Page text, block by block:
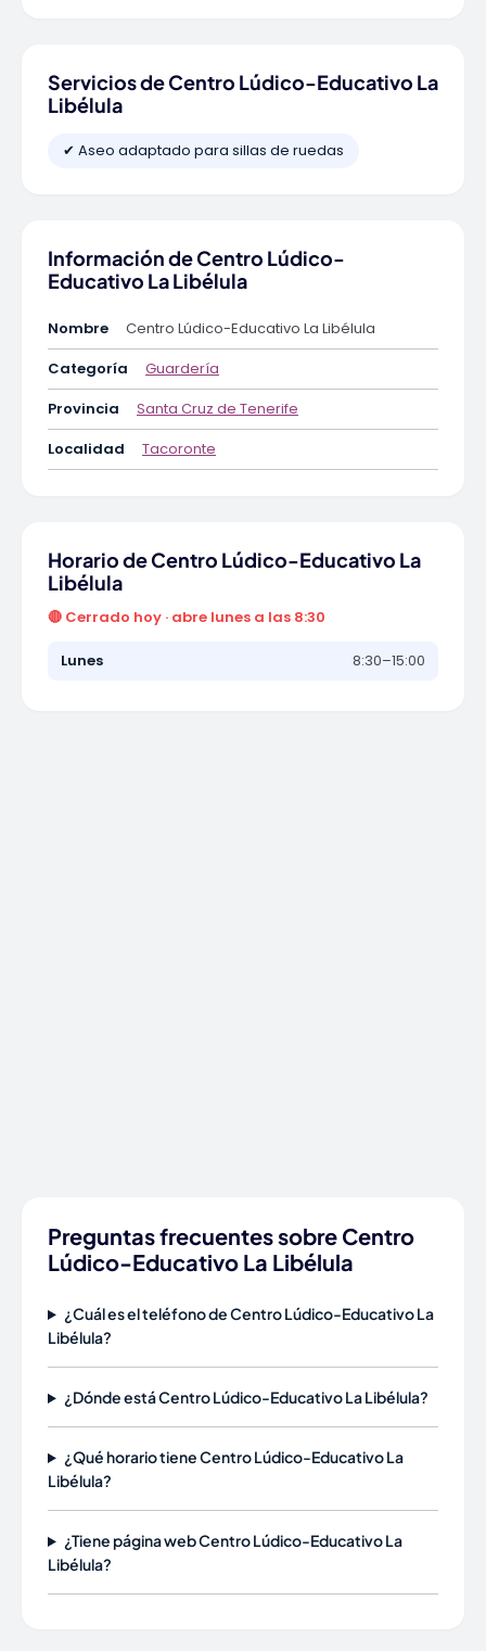
Servicios de Centro Lúdico-Educativo La
Libélula
✔ Aseo adaptado para sillas de ruedas
Información de Centro Lúdico-
Educativo La Libélula
Nombre
Centro Lúdico-Educativo La Libélula
Categoría
Guardería
Provincia
Santa Cruz de Tenerife
Localidad
Tacoronte
Horario de Centro Lúdico-Educativo La
Libélula
🔴 Cerrado hoy · abre lunes a las 8:30
Lunes 8:30–15:00
Preguntas frecuentes sobre Centro
Lúdico-Educativo La Libélula
¿Cuál es el teléfono de Centro Lúdico-Educativo La
Libélula?
¿Dónde está Centro Lúdico-Educativo La Libélula?
¿Qué horario tiene Centro Lúdico-Educativo La
Libélula?
¿Tiene página web Centro Lúdico-Educativo La
Libélula?